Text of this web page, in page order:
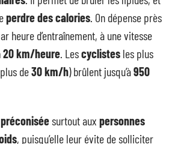
perdre des calories. On dépense près
heure d’entraînement, à une vitesse
20 km/heure. Lescyclistes les plus
de30 km/h) brûlent jusqu’à950
préconiséesurtout aux personnes
, puisqu’elle leur évite de solliciter